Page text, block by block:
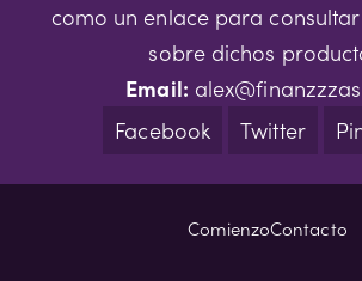
como un enlace para
sobre dichos
Email:
Facebook
Twitter
ComienzoContacto